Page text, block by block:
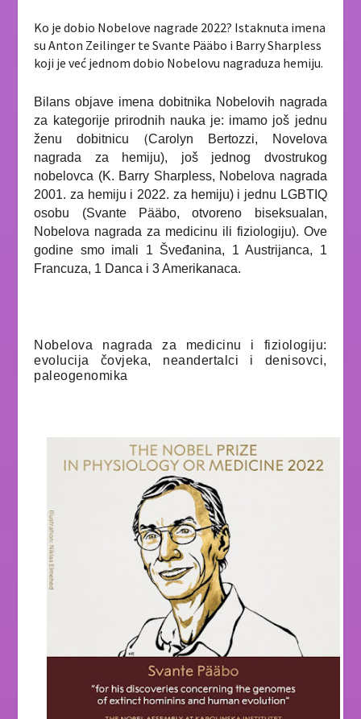
Ko je dobio Nobelove nagrade 2022? Istaknuta imena
su Anton Zeilinger te Svante Pääbo i Barry Sharpless
koji je već jednom dobio Nobelovu nagraduza hemiju.
Bilans objave imena dobitnika Nobelovih nagrada
za kategorije prirodnih nauka je: imamo još jednu
ženu dobitnicu (Carolyn Bertozzi, Novelova
nagrada za hemiju), još jednog dvostrukog
nobelovca (K. Barry Sharpless, Nobelova nagrada
2001. za hemiju i 2022. za hemiju) i jednu LGBTIQ
osobu (Svante Pääbo, otvoreno biseksualan,
Nobelova nagrada za medicinu ili fiziologiju). Ove
godine smo imali 1 Šveđanina, 1 Austrijanca, 1
Francuza, 1 Danca i 3 Amerikanaca.
Nobelova nagrada za medicinu i fiziologiju:
evolucija čovjeka, neandertalci i denisovci,
paleogenomika